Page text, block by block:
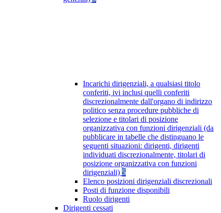
Incarichi dirigenziali, a qualsiasi titolo
conferiti, ivi inclusi quelli conferiti
discrezionalmente dall'organo di indirizzo
politico senza procedure pubbliche di
selezione e titolari di posizione
organizzativa con funzioni dirigenziali (da
pubblicare in tabelle che distinguano le
seguenti situazioni: dirigenti, dirigenti
individuati discrezionalmente, titolari di
posizione organizzativa con funzioni
dirigenziali) 5
Elenco posizioni dirigenziali discrezionali
Posti di funzione disponibili
Ruolo dirigenti
Dirigenti cessati